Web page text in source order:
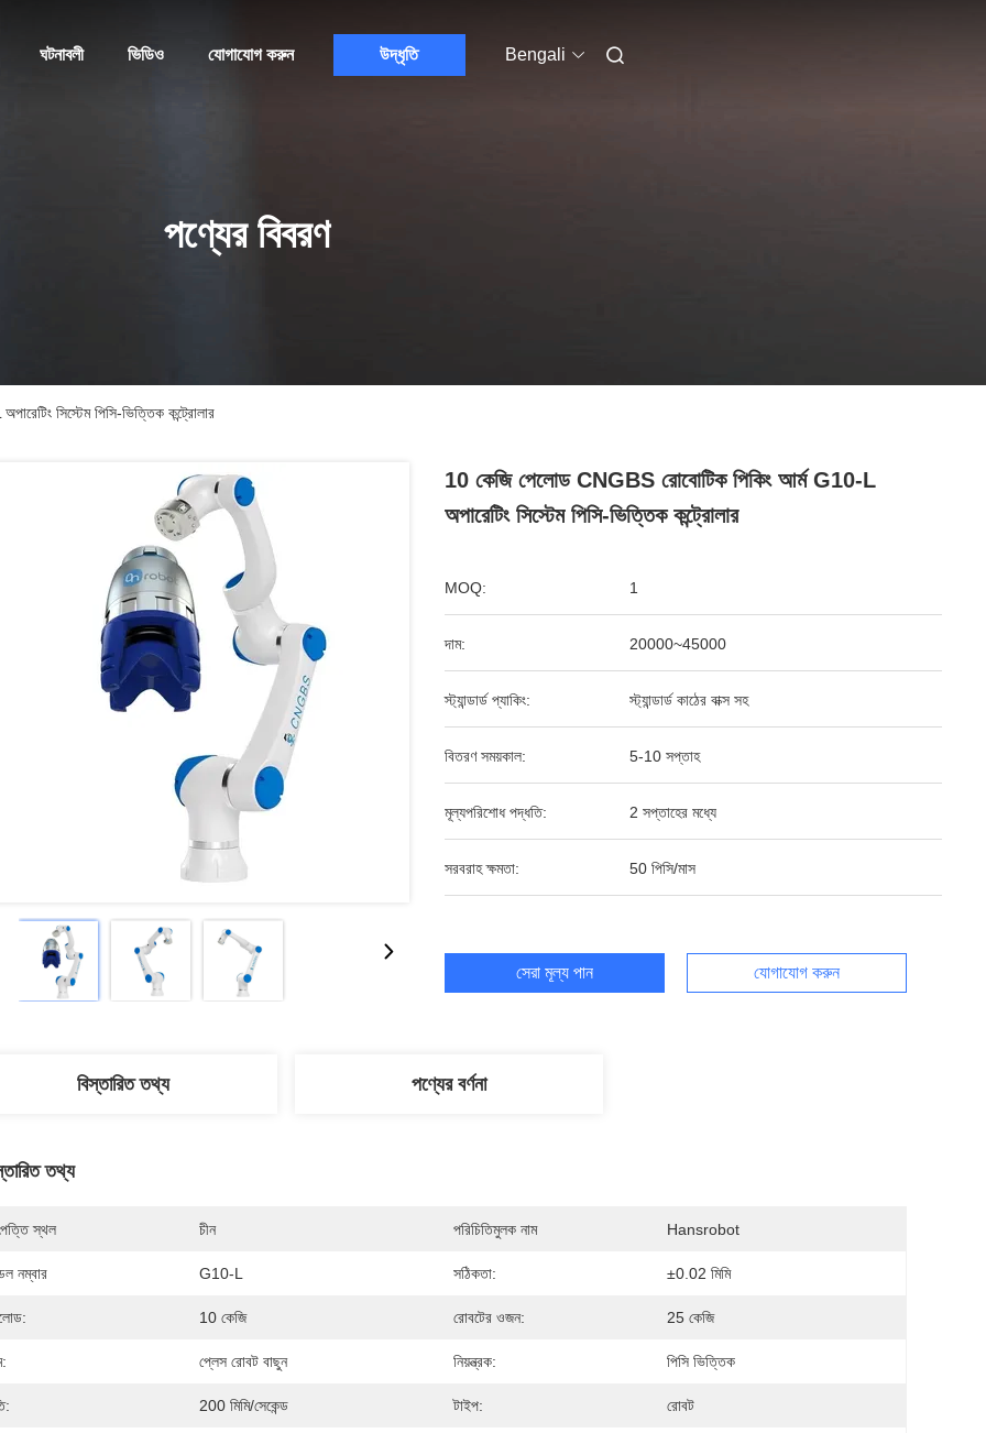
ঘটনাবলী ভিডিও যোগাযোগ করুন উদ্ধৃতি Bengali
পণ্যের বিবরণ
সিস্টেম পিসি-ভিত্তিক কন্ট্রোলার
10 কেজি পেলোড CNGBS রোবোটিক পিকিং আর্ম G10-L
অপারেটিং সিস্টেম পিসি-ভিত্তিক কন্ট্রোলার
MOQ: 1
দাম: 20000~45000
স্ট্যান্ডার্ড প্যাকিং: স্ট্যান্ডার্ড কাঠের বাক্স সহ
বিতরণ সময়কাল: 5-10 সপ্তাহ
মূল্যপরিশোধ পদ্ধতি: 2 সপ্তাহের মধ্যে
সরবরাহ ক্ষমতা: 50 পিসি/মাস
সেরা মূল্য পান যোগাযোগ করুন
বিস্তারিত তথ্য পণ্যের বর্ণনা
তথ্য
স্থল চীন পরিচিতিমুলক নাম Hansrobot
নম্বার G10-L সঠিকতা: ±0.02 মিমি
10 কেজি রোবটের ওজন: 25 কেজি
প্লেস রোবট বাছুন নিয়ন্ত্রক: পিসি ভিত্তিক
200 মিমি/সেকেন্ড টাইপ: রোবট